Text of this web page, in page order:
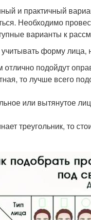
и практичный
Необходимо
варианты к
форму лица,
отлично подойдут
то лучше всего
или вытянутое
треугольник, то